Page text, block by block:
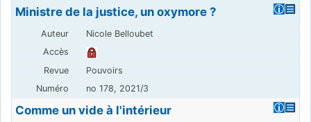
Ministre de la justice, un oxymore ?
Nicole Belloubet
Pouvoirs
no 178, 2021/3
Comme un vide à l'intérieur